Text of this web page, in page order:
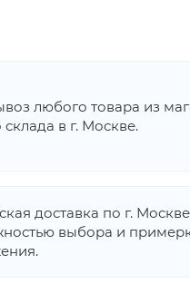
любого товара из
в г. Москве.
доставка по г.
выбора и